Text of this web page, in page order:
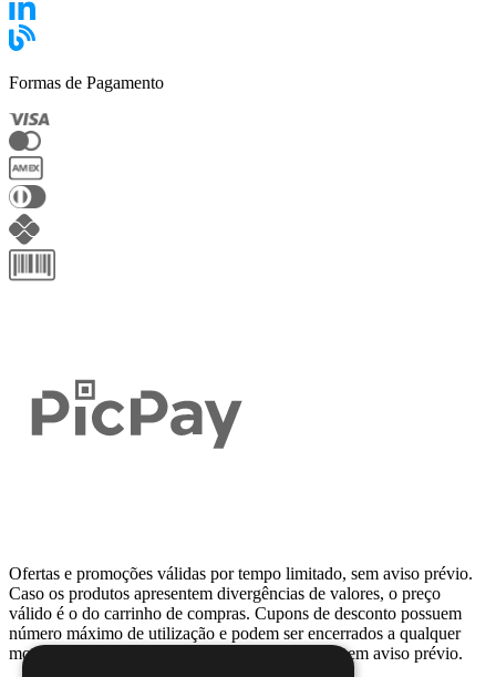
Formas de Pagamento
Ofertas e promoções válidas por tempo limitado, sem aviso prévio.
Caso os produtos apresentem divergências de valores, o preço
válido é o do carrinho de compras. Cupons de desconto possuem
número máximo de utilização e podem ser encerrados a qualquer
momento, de acordo com sua disponibilidade e sem aviso prévio.